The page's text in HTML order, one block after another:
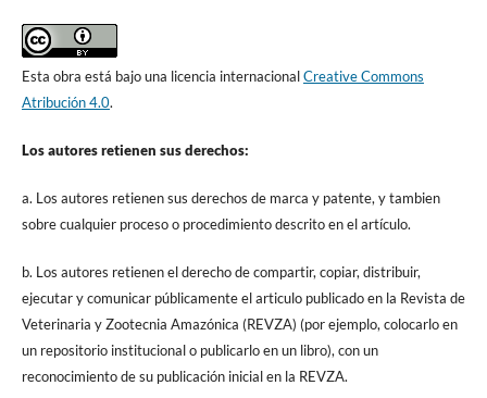
Esta obra está bajo una licencia internacionalCreative Commons
Atribución 4.0.
Los autores retienen sus derechos:
a. Los autores retienen sus derechos de marca y patente, y tambien
sobre cualquier proceso o procedimiento descrito en el artículo.
b. Los autores retienen el derecho de compartir, copiar, distribuir,
ejecutar y comunicar públicamente el articulo publicado en la Revista de
Veterinaria y Zootecnia Amazónica (REVZA) (por ejemplo, colocarlo en
un repositorio institucional o publicarlo en un libro), con un
reconocimiento de su publicación inicial en la REVZA.